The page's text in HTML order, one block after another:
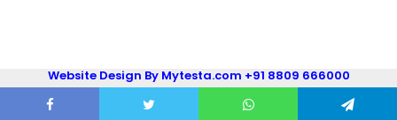
Website Design By Mytesta.com +91 8809 666000